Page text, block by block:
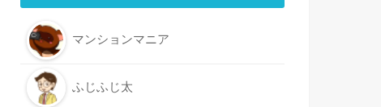
マンションマニア
ふじふじ太